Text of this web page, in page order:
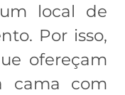
local de
Por isso,
ofereçam
cama com